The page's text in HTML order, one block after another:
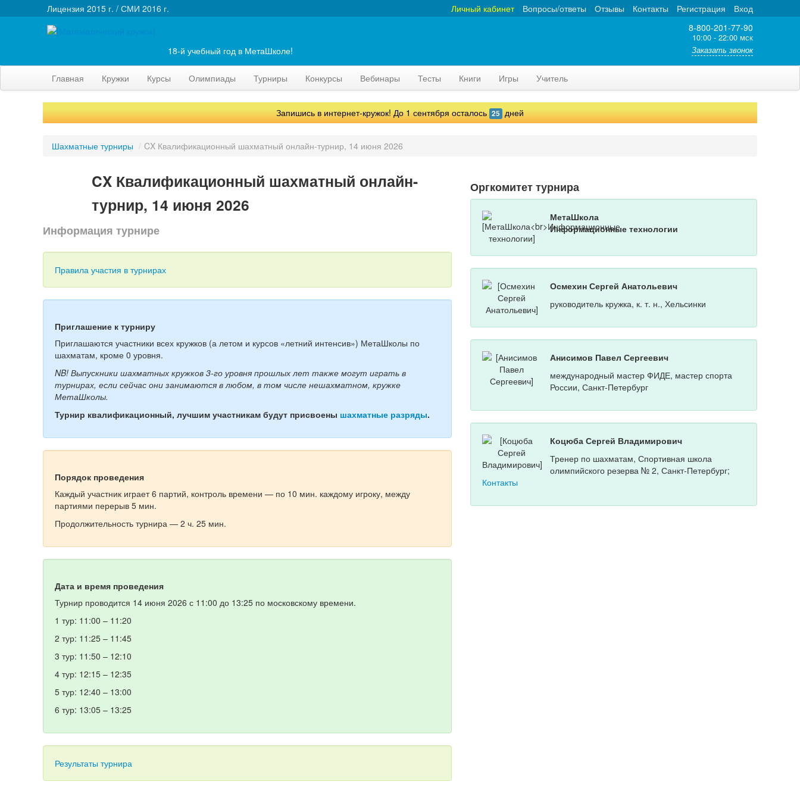
Лицензия 2015 г. / СМИ 2016 г. Вход
Регистрация
Контакты
Отзывы
Вопросы/ответы
Личный кабинет
8-800-201-77-90
10:00 - 22:00 мск
Заказать звонок
18-й учебный год в МетаШколе!
Главная Кружки Курсы Олимпиады Турниры Конкурсы Вебинары Тесты Книги Игры Учитель
Запишись в интернет-кружок! До 1 сентября осталось 25 дней
Шахматные турниры / CX Квалификационный шахматный онлайн-турнир, 14 июня 2026
CX Квалификационный шахматный онлайн-
турнир, 14 июня 2026
Информация турнире
Правила участия в турнирах
Приглашение к турниру
Приглашаются участники всех кружков (а летом и курсов «летний интенсив») МетаШколы по
шахматам, кроме 0 уровня.
NB! Выпускники шахматных кружков 3-го уровня прошлых лет также могут играть в
турнирах, если сейчас они занимаются в любом, в том числе нешахматном, кружке
МетаШколы.
Турнир квалификационный, лучшим участникам будут присвоены шахматные разряды.
Порядок проведения
Каждый участник играет 6 партий, контроль времени — по 10 мин. каждому игроку, между
партиями перерыв 5 мин.
Продолжительность турнира — 2 ч. 25 мин.
Дата и время проведения
Турнир проводится 14 июня 2026 с 11:00 до 13:25 по московскому времени.
1 тур: 11:00 – 11:20
2 тур: 11:25 – 11:45
3 тур: 11:50 – 12:10
4 тур: 12:15 – 12:35
5 тур: 12:40 – 13:00
6 тур: 13:05 – 13:25
Результаты турнира
Оргкомитет турнира
МетаШкола
Информационные технологии
Осмехин Сергей Анатольевич
руководитель кружка, к. т. н., Хельсинки
Анисимов Павел Сергеевич
международный мастер ФИДЕ, мастер спорта
России, Санкт-Петербург
Коцюба Сергей Владимирович
Тренер по шахматам, Спортивная школа
олимпийского резерва № 2, Санкт-Петербург;
Контакты